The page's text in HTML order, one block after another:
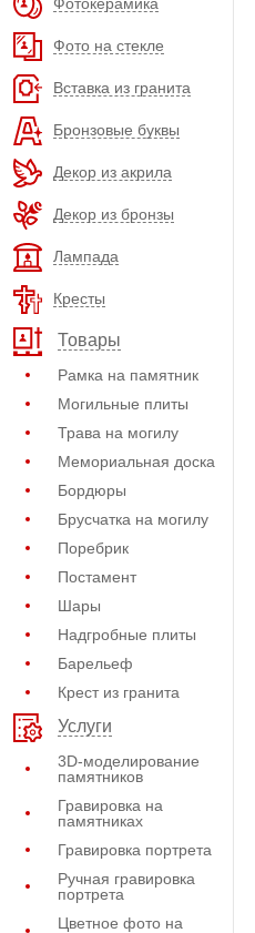
Фото на стекле
Вставка из гранита
Бронзовые буквы
Декор из акрила
Декор из бронзы
Лампада
Кресты
Товары
Рамка на памятник
Могильные плиты
Трава на могилу
Мемориальная доска
Бордюры
Брусчатка на могилу
Поребрик
Постамент
Шары
Надгробные плиты
Барельеф
Крест из гранита
Услуги
3D-моделирование
памятников
Гравировка на
памятниках
Гравировка портрета
Ручная гравировка
портрета
Цветное фото на